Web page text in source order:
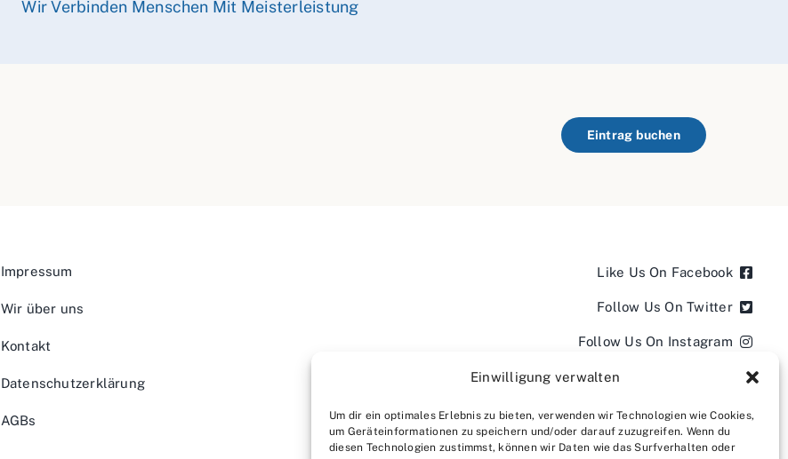
Einwilligung verwalten
Um dir ein optimales Erlebnis zu bieten, verwenden wir Technologien wie Cookies,
um Geräteinformationen zu speichern und/oder darauf zuzugreifen. Wenn du
diesen Technologien zustimmst, können wir Daten wie das Surfverhalten oder
Wir Verbinden Menschen Mit Meisterleistung
Eintrag buchen
Impressum
Wir über uns
Kontakt
Datenschutzerklärung
AGBs
Like Us On Facebook
Follow Us On Twitter
Follow Us On Instagram
Follow Us On LinkedIn
Follow us on YouTube
Follow us on Pinterest